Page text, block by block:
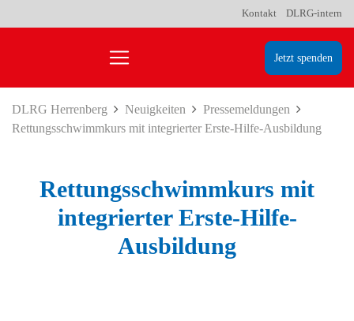
Kontakt DLRG-intern
Jetzt spenden
DLRG Herrenberg Neuigkeiten
Pressemeldungen
Rettungsschwimmkurs mit integrierter Erste-Hilfe-Ausbildung
Rettungsschwimmkurs mit
integrierter Erste-Hilfe-
Ausbildung